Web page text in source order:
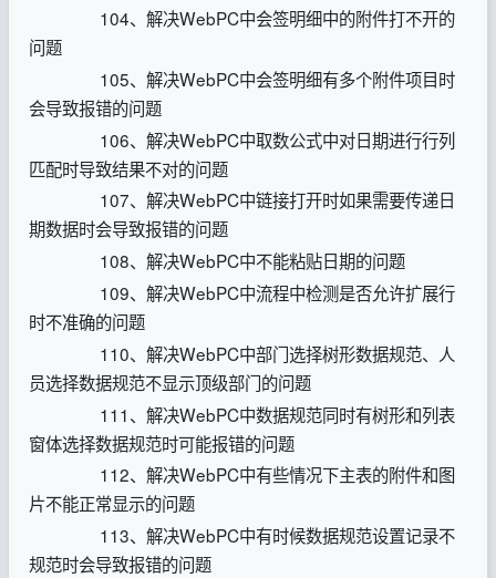
104、解决WebPC中会签明细中的附件打不开的
问题
105、解决WebPC中会签明细有多个附件项目时
会导致报错的问题
106、解决WebPC中取数公式中对日期进行行列
匹配时导致结果不对的问题
107、解决WebPC中链接打开时如果需要传递日
期数据时会导致报错的问题
108、解决WebPC中不能粘贴日期的问题
109、解决WebPC中流程中检测是否允许扩展行
时不准确的问题
110、解决WebPC中部门选择树形数据规范、人
员选择数据规范不显示顶级部门的问题
111、解决WebPC中数据规范同时有树形和列表
窗体选择数据规范时可能报错的问题
112、解决WebPC中有些情况下主表的附件和图
片不能正常显示的问题
113、解决WebPC中有时候数据规范设置记录不
规范时会导致报错的问题